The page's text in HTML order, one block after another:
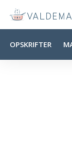
OPSKRIFTER